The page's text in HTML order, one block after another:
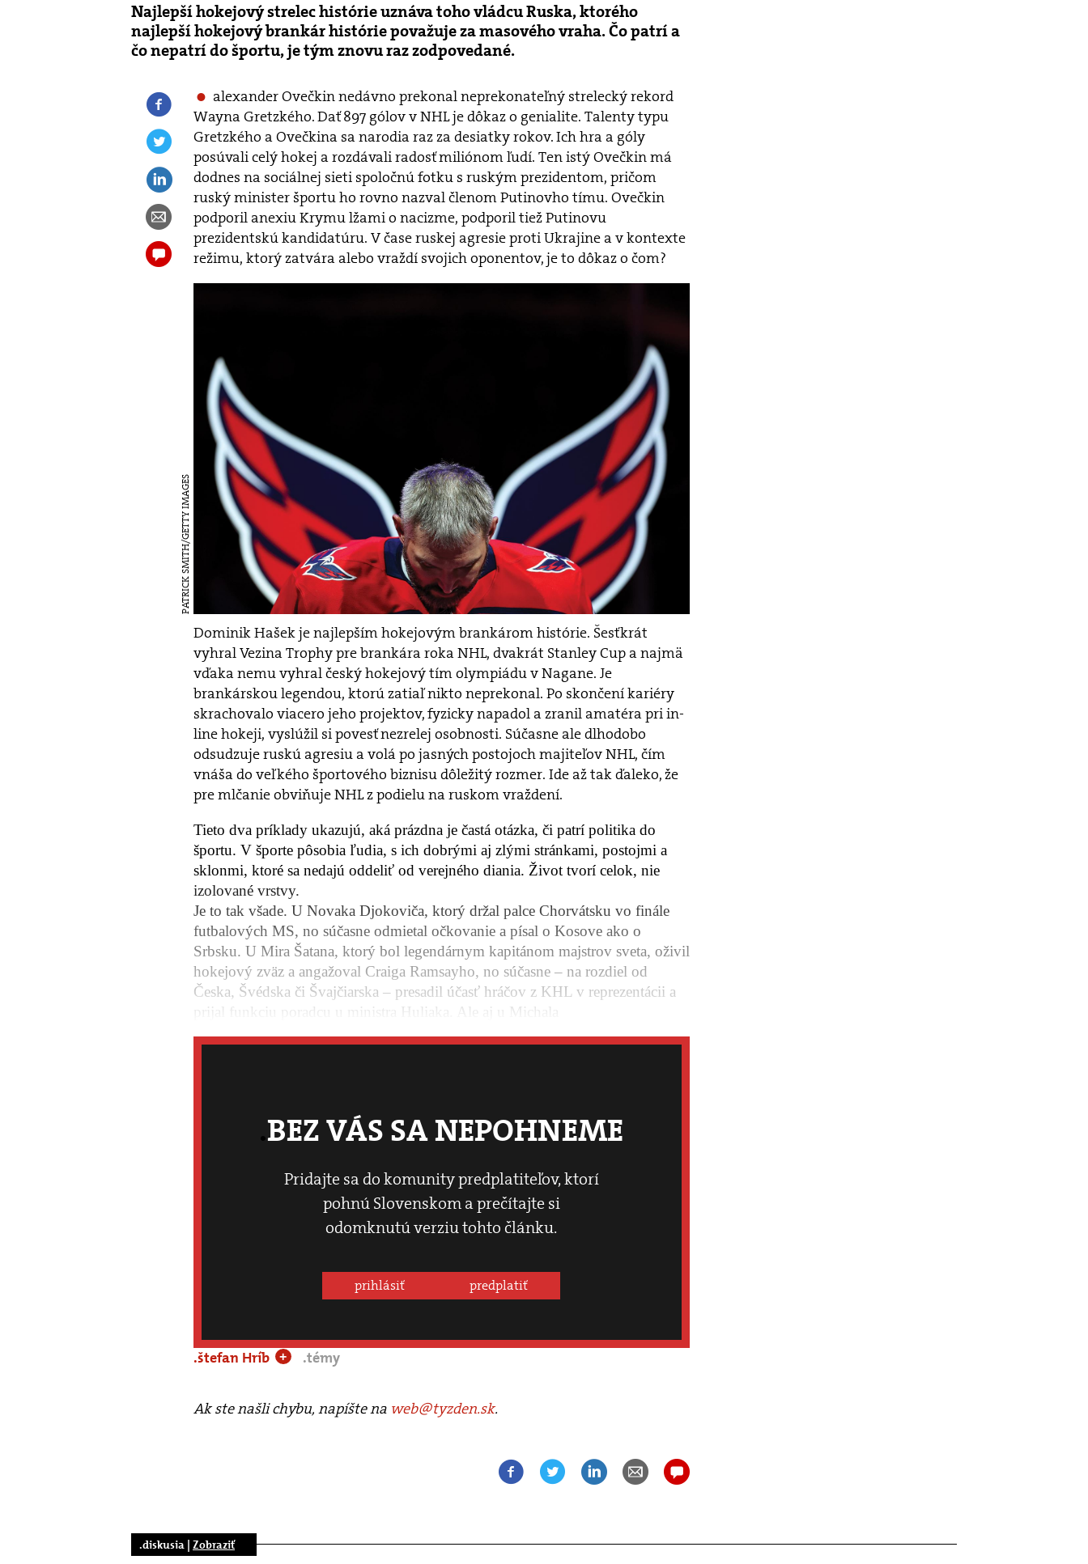
Najlepší hokejový strelec histórie uznáva toho vládcu Ruska, ktorého
najlepší hokejový brankár histórie považuje za masového vraha. Čo patrí a
čo nepatrí do športu, je tým znovu raz zodpovedané.
alexander Ovečkin nedávno prekonal neprekonateľný strelecký rekord
Wayna Gretzkého. Dať 897 gólov v NHL je dôkaz o genialite. Talenty typu
Gretzkého a Ovečkina sa narodia raz za desiatky rokov. Ich hra a góly
posúvali celý hokej a rozdávali radosť miliónom ľudí. Ten istý Ovečkin má
dodnes na sociálnej sieti spoločnú fotku s ruským prezidentom, pričom
ruský minister športu ho rovno nazval členom Putinovho tímu. Ovečkin
podporil anexiu Krymu lžami o nacizme, podporil tiež Putinovu
prezidentskú kandidatúru. V čase ruskej agresie proti Ukrajine a v kontexte
režimu, ktorý zatvára alebo vraždí svojich oponentov, je to dôkaz o čom?
PATRICK SMITH/GETTY IMAGES
Dominik Hašek je najlepším hokejovým brankárom histórie. Šesťkrát
vyhral Vezina Trophy pre brankára roka NHL, dvakrát Stanley Cup a najmä
vďaka nemu vyhral český hokejový tím olympiádu v Nagane. Je
brankárskou legendou, ktorú zatiaľ nikto neprekonal. Po skončení kariéry
skrachovalo viacero jeho projektov, fyzicky napadol a zranil amatéra pri in-
line hokeji, vyslúžil si povesť nezrelej osobnosti. Súčasne ale dlhodobo
odsudzuje ruskú agresiu a volá po jasných postojoch majiteľov NHL, čím
vnáša do veľkého športového biznisu dôležitý rozmer. Ide až tak ďaleko, že
pre mlčanie obviňuje NHL z podielu na ruskom vraždení.
Tieto dva príklady ukazujú, aká prázdna je častá otázka, či patrí politika do
športu. V športe pôsobia ľudia, s ich dobrými aj zlými stránkami, postojmi a
sklonmi, ktoré sa nedajú oddeliť od verejného diania. Život tvorí celok, nie
izolované vrstvy.
Je to tak všade. U Novaka Djokoviča, ktorý držal palce Chorvátsku vo finále
futbalových MS, no súčasne odmietal očkovanie a písal o Kosove ako o
Srbsku. U Mira Šatana, ktorý bol legendárnym kapitánom majstrov sveta, oživil
hokejový zväz a angažoval Craiga Ramsayho, no súčasne – na rozdiel od
Česka, Švédska či Švajčiarska – presadil účasť hráčov z KHL v reprezentácii a
prijal funkciu poradcu u ministra Huliaka. Ale aj u Michala
BEZ VÁS SA NEPOHNEME
Pridajte sa do komunity predplatiteľov, ktorí
pohnú Slovenskom a prečítajte si
odomknutú verziu tohto článku.
prihlásiť predplatiť
.štefan Hríb + .témy
Ak ste našli chybu, napíšte na web@tyzden.sk.
.diskusia | Zobraziť